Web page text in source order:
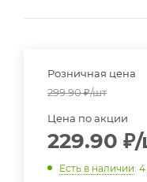
Розничная цена
299.90₽/шт
Цена по акции
229.90 ₽
Есть в наличии: 4